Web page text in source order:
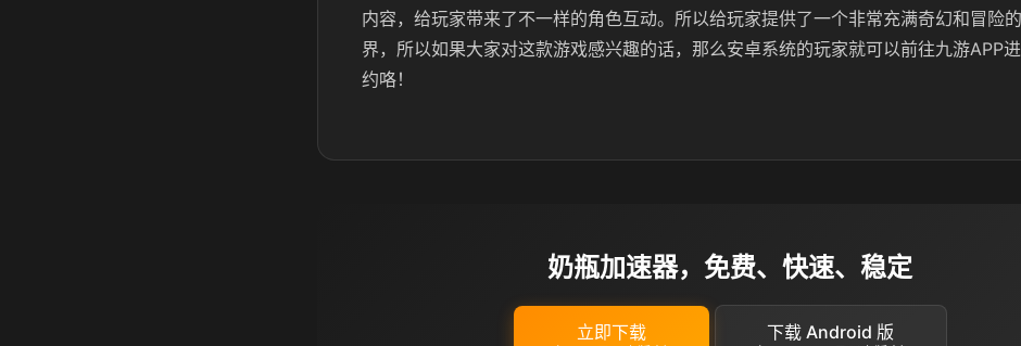
内容，给玩家带来了不一样的角色互动。所以给玩家提供了一个非常充满奇幻和冒险
界，所以如果大家对这款游戏感兴趣的话，那么安卓系统的玩家就可以前往九游APP
约咯！
奶瓶加速器，免费、快速、稳定
立即下载 下载 Android 版